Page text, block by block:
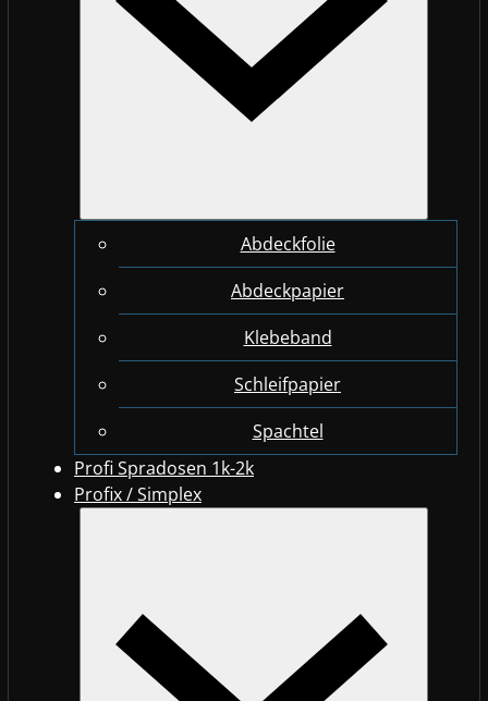
Abdeckfolie
Abdeckpapier
Klebeband
Schleifpapier
Spachtel
Profi Spradosen 1k-2k
Profix / Simplex